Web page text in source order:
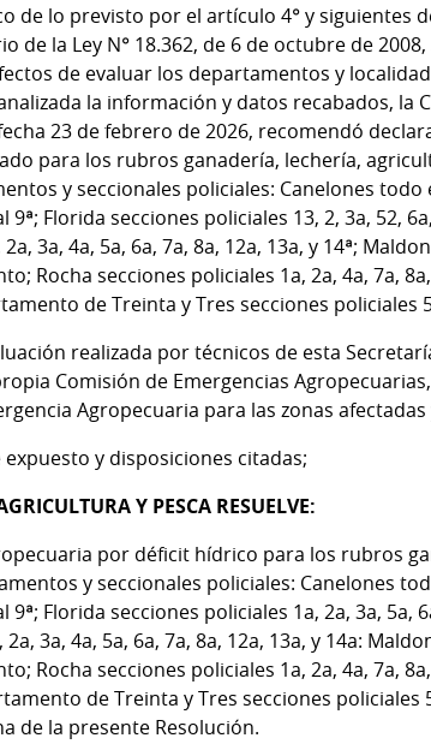
de lo previsto por el artículo 4° y siguientes
de la Ley N° 18.362, de 6 de octubre de
de evaluar los departamentos y
la información y datos recabados, la
23 de febrero de 2026, recomendó
para los rubros ganadería, lechería,
y seccionales policiales: Canelones
Florida secciones policiales 13, 2, 3a, 52,
3a, 4a, 5a, 6a, 7a, 8a, 12a, 13a, y 14ª;
Rocha secciones policiales 1a, 2a, 4a, 7a, 8a,
de Treinta y Tres secciones policiales
realizada por técnicos de esta
Comisión de Emergencias
Agropecuaria para las zonas
y disposiciones citadas;
Y PESCA RESUELVE:
por déficit hídrico para los rubros
y seccionales policiales: Canelones
Florida secciones policiales 1a, 2a, 3a, 5a,
3a, 4a, 5a, 6a, 7a, 8a, 12a, 13a, y 14a:
Rocha secciones policiales 1a, 2a, 4a, 7a, 8a,
de Treinta y Tres secciones policiales
de la presente Resolución.